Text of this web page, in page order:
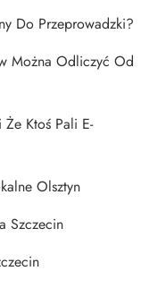
Do Przeprowadzki?
Można Odliczyć Od
Ktoś Pali E-
Olsztyn
Szczecin